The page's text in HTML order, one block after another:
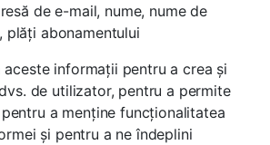
de e-mail, nume, nume de
plăți abonamentului
aceste informații pentru a crea și
de utilizator, pentru a permite
a menține funcționalitatea
și pentru a ne îndeplini